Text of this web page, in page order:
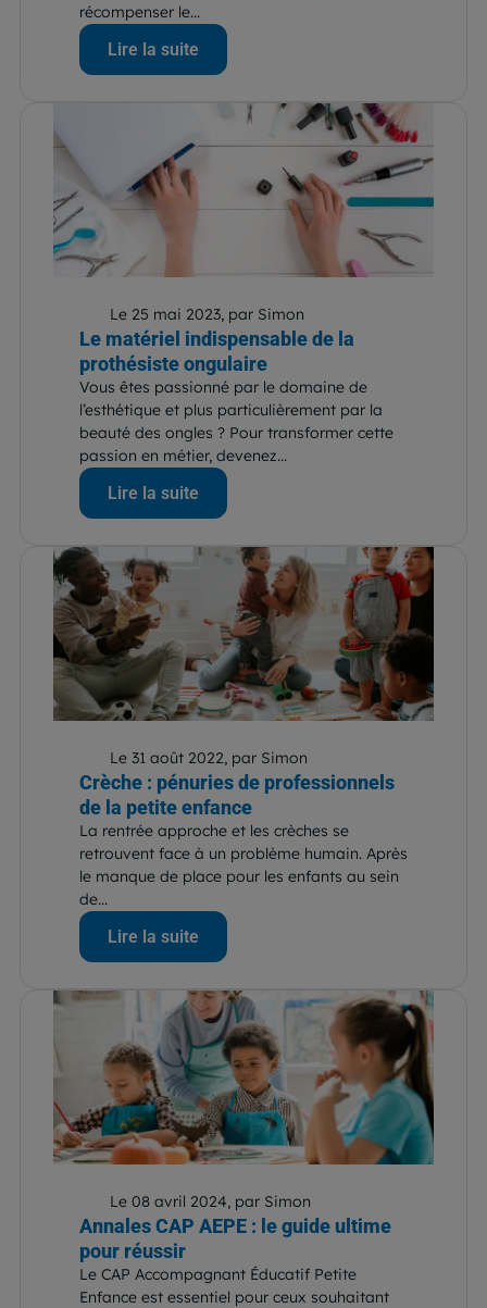
récompenser le...
Lire la suite
Le 25 mai 2023, par Simon
Le matériel indispensable de la
prothésiste ongulaire
Vous êtes passionné par le domaine de
l’esthétique et plus particulièrement par la
beauté des ongles ? Pour transformer cette
passion en métier, devenez...
Lire la suite
Le 31 août 2022, par Simon
Crèche : pénuries de professionnels
de la petite enfance
La rentrée approche et les crèches se
retrouvent face à un problème humain. Après
le manque de place pour les enfants au sein
de...
Lire la suite
Le 08 avril 2024, par Simon
Annales CAP AEPE : le guide ultime
pour réussir
Le CAP Accompagnant Éducatif Petite
Enfance est essentiel pour ceux souhaitant